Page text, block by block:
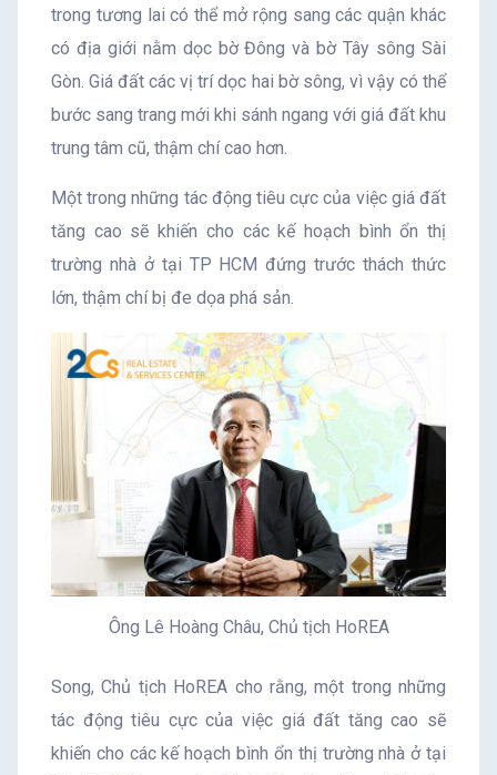
trong tương lai có thể mở rộng sang các quận khác
có địa giới nằm dọc bờ Đông và bờ Tây sông Sài
Gòn. Giá đất các vị trí dọc hai bờ sông, vì vậy có thể
bước sang trang mới khi sánh ngang với giá đất khu
trung tâm cũ, thậm chí cao hơn.
Một trong những tác động tiêu cực của việc giá đất
tăng cao sẽ khiến cho các kế hoạch bình ổn thị
trường nhà ở tại TP HCM đứng trước thách thức
lớn, thậm chí bị đe dọa phá sản.
Ông Lê Hoàng Châu, Chủ tịch HoREA
Song, Chủ tịch HoREA cho rằng, một trong những
tác động tiêu cực của việc giá đất tăng cao sẽ
khiến cho các kế hoạch bình ổn thị trường nhà ở tại